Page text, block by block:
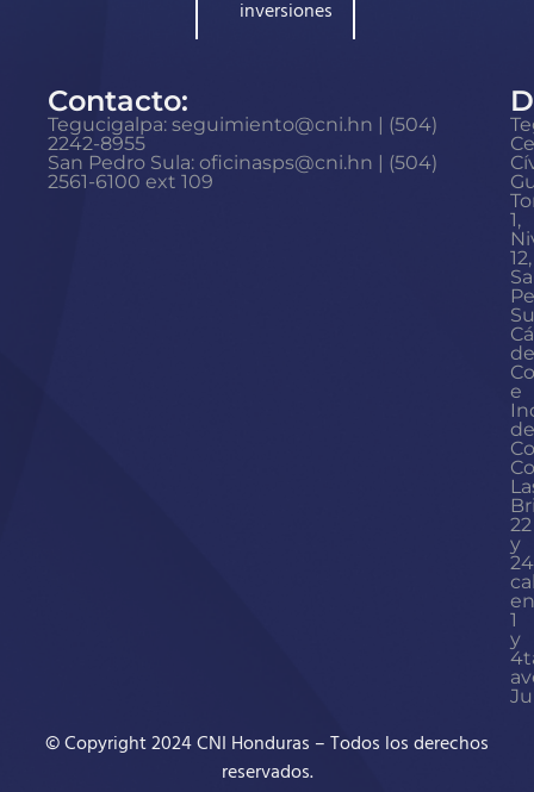
inversiones
Contacto:
Tegucigalpa: seguimiento@cni.hn | (504)
2242-8955
San Pedro Sula: oficinasps@cni.hn | (504)
2561-6100 ext 109
1,
12,
de
e
de
22
y
24
1
y
© Copyright 2024 CNI Honduras – Todos los derechos
reservados.